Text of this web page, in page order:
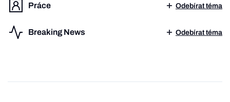
Práce Odebírat téma
Breaking News Odebírat téma